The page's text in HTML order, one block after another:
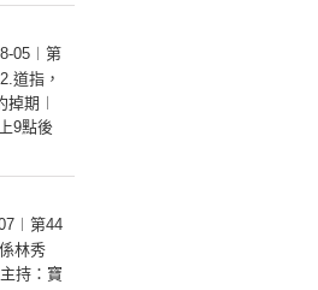
05︱第
道指，
期︱
9點後
第44
林秀
持：寶